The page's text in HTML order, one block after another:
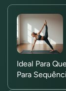
Ideal Para
Para